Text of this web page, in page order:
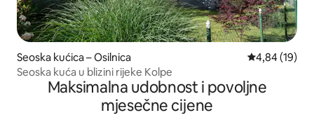
Seoska kućica – Osilnica Prosječna
4,84 (19)
Seoska kuća u blizini rijeke Kolpe
Maksimalna udobnost i povoljne
mjesečne cijene